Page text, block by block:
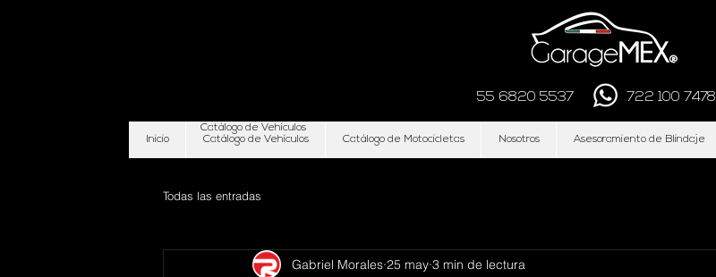
55 6820 5537 722 100 7478
Inicio Catálogo de Vehículos Catálogo de Motocicletas Nosotros Asesoramiento de Blindaje
Catálogo de Vehículos
Todas las entradas
Gabriel Morales 25 may 3 min de lectura